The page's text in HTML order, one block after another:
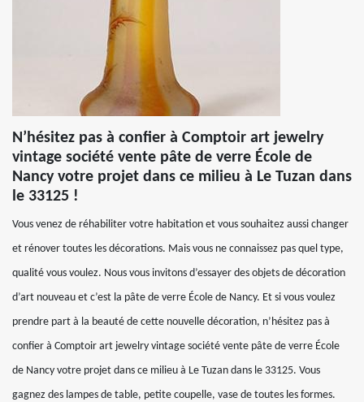
N’hésitez pas à confier à Comptoir art jewelry
vintage société vente pâte de verre École de
Nancy votre projet dans ce milieu à Le Tuzan dans
le 33125 !
Vous venez de réhabiliter votre habitation et vous souhaitez aussi changer
et rénover toutes les décorations. Mais vous ne connaissez pas quel type,
qualité vous voulez. Nous vous invitons d’essayer des objets de décoration
d’art nouveau et c’est la pâte de verre École de Nancy. Et si vous voulez
prendre part à la beauté de cette nouvelle décoration, n’hésitez pas à
confier à Comptoir art jewelry vintage société vente pâte de verre École
de Nancy votre projet dans ce milieu à Le Tuzan dans le 33125. Vous
gagnez des lampes de table, petite coupelle, vase de toutes les formes.